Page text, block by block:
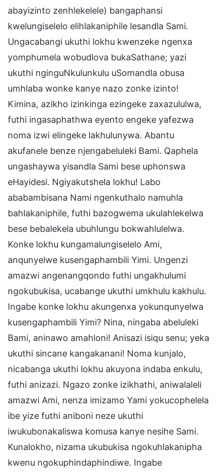
abayizinto zenhlekelele) bangaphansi
kwelungiselelo elihlakaniphile lesandla Sami.
Ungacabangi ukuthi lokhu kwenzeke ngenxa
yomphumela wobudlova bukaSathane; yazi
ukuthi nginguNkulunkulu uSomandla obusa
umhlaba wonke kanye nazo zonke izinto!
Kimina, azikho izinkinga ezingeke zaxazululwa,
futhi ingasaphathwa eyento engeke yafezwa
noma izwi elingeke lakhulunywa. Abantu
akufanele benze njengabeluleki Bami. Qaphela
ungashaywa yisandla Sami bese uphonswa
eHayidesi. Ngiyakutshela lokhu! Labo
ababambisana Nami ngenkuthalo namuhla
bahlakaniphile, futhi bazogwema ukulahlekelwa
bese bebalekela ubuhlungu bokwahlulelwa.
Konke lokhu kungamalungiselelo Ami,
anqunyelwe kusengaphambili Yimi. Ungenzi
amazwi angenangqondo futhi ungakhulumi
ngokubukisa, ucabange ukuthi umkhulu kakhulu.
Ingabe konke lokhu akungenxa yokunqunyelwa
kusengaphambili Yimi? Nina, ningaba abeluleki
Bami, aninawo amahloni! Anisazi isiqu senu; yeka
ukuthi sincane kangakanani! Noma kunjalo,
nicabanga ukuthi lokhu akuyona indaba enkulu,
futhi anizazi. Ngazo zonke izikhathi, aniwalaleli
amazwi Ami, nenza imizamo Yami yokucophelela
ibe yize futhi aniboni neze ukuthi
iwukubonakaliswa komusa kanye nesihe Sami.
Kunalokho, nizama ukubukisa ngokuhlakanipha
kwenu ngokuphindaphindiwe. Ingabe